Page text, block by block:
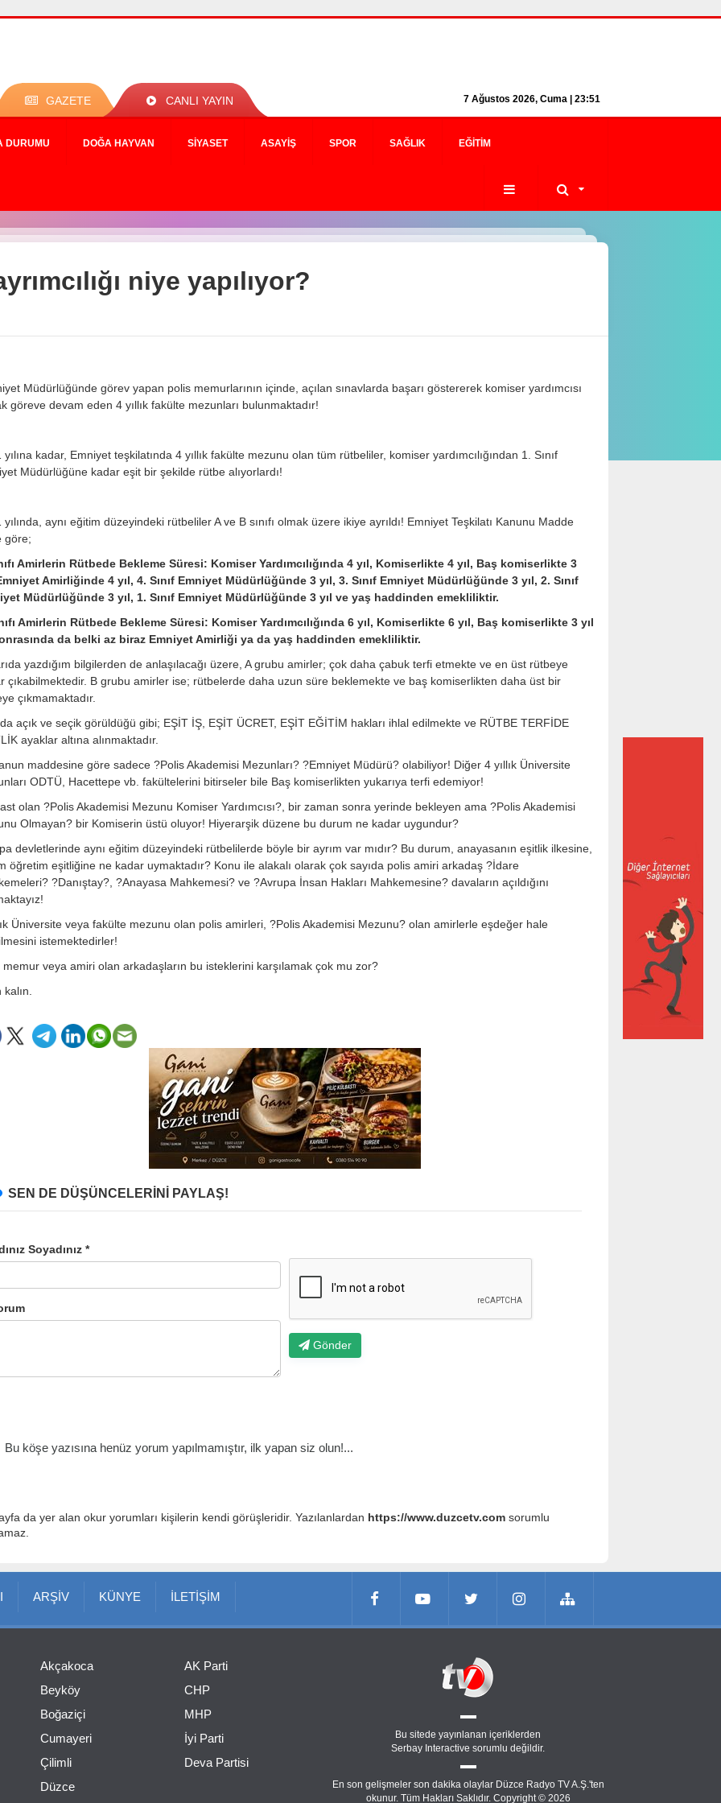
GAZETE CANLI YAYIN 7 Ağustos 2026, Cuma | 23:51
DURUMU DOĞA HAYVAN SIYASET ASAYIŞ SPOR SAĞLIK EĞITIM
niye yapılıyor?
Müdürlüğünde görev yapan polis memurlarının içinde, açılan sınavlarda başarı göstererek komiser yardımcısı
göreve devam eden 4 yıllık fakülte mezunları bulunmaktadır!
yılına kadar, Emniyet teşkilatında 4 yıllık fakülte mezunu olan tüm rütbeliler, komiser yardımcılığından 1. Sınıf
Müdürlüğüne kadar eşit bir şekilde rütbe alıyorlardı!
yılında, aynı eğitim düzeyindeki rütbeliler A ve B sınıfı olmak üzere ikiye ayrıldı! Emniyet Teşkilatı Kanunu Madde
göre;
Amirlerin Rütbede Bekleme Süresi: Komiser Yardımcılığında 4 yıl, Komiserlikte 4 yıl, Baş komiserlikte 3
Amirliğinde 4 yıl, 4. Sınıf Emniyet Müdürlüğünde 3 yıl, 3. Sınıf Emniyet Müdürlüğünde 3 yıl, 2. Sınıf
Müdürlüğünde 3 yıl, 1. Sınıf Emniyet Müdürlüğünde 3 yıl ve yaş haddinden emekliliktir.
Amirlerin Rütbede Bekleme Süresi: Komiser Yardımcılığında 6 yıl, Komiserlikte 6 yıl, Baş komiserlikte 3 yıl
da belki az biraz Emniyet Amirliği ya da yaş haddinden emekliliktir.
yazdığım bilgilerden de anlaşılacağı üzere, A grubu amirler; çok daha çabuk terfi etmekte ve en üst rütbeye
çıkabilmektedir. B grubu amirler ise; rütbelerde daha uzun süre beklemekte ve baş komiserlikten daha üst bir
çıkmamaktadır.
açık ve seçik görüldüğü gibi; EŞİT İŞ, EŞİT ÜCRET, EŞİT EĞİTİM hakları ihlal edilmekte ve RÜTBE TERFİDE
ayaklar altına alınmaktadır.
maddesine göre sadece ?Polis Akademisi Mezunları? ?Emniyet Müdürü? olabiliyor! Diğer 4 yıllık Üniversite
ODTÜ, Hacettepe vb. fakültelerini bitirseler bile Baş komiserlikten yukarıya terfi edemiyor!
olan ?Polis Akademisi Mezunu Komiser Yardımcısı?, bir zaman sonra yerinde bekleyen ama ?Polis Akademisi
Olmayan? bir Komiserin üstü oluyor! Hiyerarşik düzene bu durum ne kadar uygundur?
devletlerinde aynı eğitim düzeyindeki rütbelilerde böyle bir ayrım var mıdır? Bu durum, anayasanın eşitlik ilkesine,
öğretim eşitliğine ne kadar uymaktadır? Konu ile alakalı olarak çok sayıda polis amiri arkadaş ?İdare
?Danıştay?, ?Anayasa Mahkemesi? ve ?Avrupa İnsan Hakları Mahkemesine? davaların açıldığını
Üniversite veya fakülte mezunu olan polis amirleri, ?Polis Akademisi Mezunu? olan amirlerle eşdeğer hale
istemektedirler!
memur veya amiri olan arkadaşların bu isteklerini karşılamak çok mu zor?
SEN DE DÜŞÜNCELERİNİ PAYLAŞ!
Soyadınız *
Gönder
Bu köşe yazısına henüz yorum yapılmamıştır, ilk yapan siz olun!...
da yer alan okur yorumları kişilerin kendi görüşleridir. Yazılanlardan https://www.duzcetv.comsorumlu
ARŞİV KÜNYE İLETİŞİM
Akçakoca
Beyköy
Boğaziçi
Cumayeri
Çilimli
Düzce
AK Parti
CHP
MHP
İyi Parti
Deva Partisi
Bu sitede yayınlanan içeriklerden
Serbay Interactive sorumlu değildir.
En son gelişmeler son dakika olaylar Düzce Radyo TV A.Ş.'ten
okunur. Tüm Hakları Saklıdır. Copyright © 2026